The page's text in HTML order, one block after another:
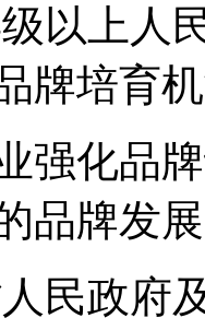
以上人
牌培育
强化品
品牌发
民政府